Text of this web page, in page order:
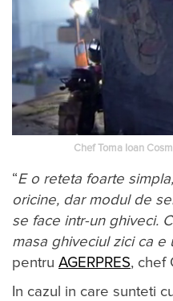
Chef Toma Ioan
“E o reteta foarte
oricine, dar modul de
se face intr-un ghiveci.
masa ghiveciul zici ca e
pentru AGERPRES, chef
In cazul in care sunteti